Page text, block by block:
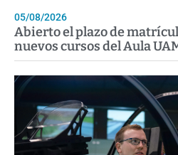
05/08/2026
Abierto el plazo de
nuevos cursos del Aula